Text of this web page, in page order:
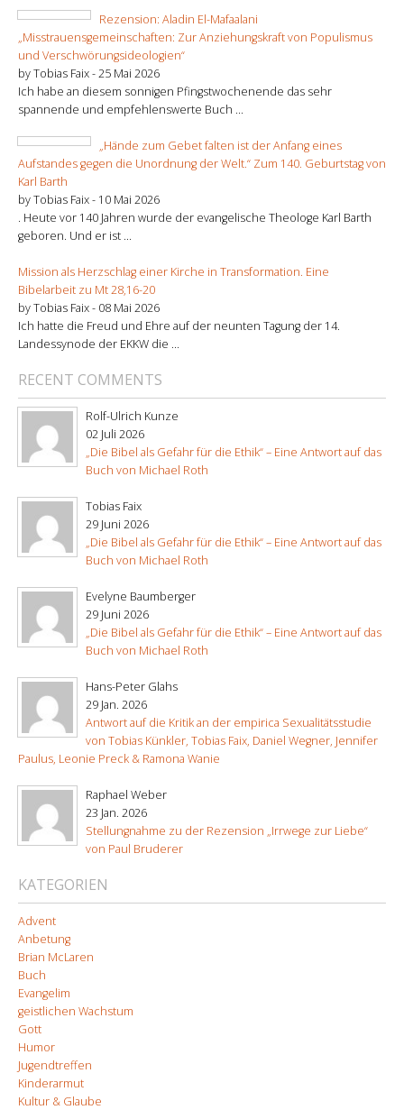
Rezension: Aladin El-Mafaalani
„Misstrauensgemeinschaften: Zur Anziehungskraft von Populismus
und Verschwörungsideologien“
by Tobias Faix -25 Mai 2026
Ich habe an diesem sonnigen Pfingstwochenende das sehr
spannende und empfehlenswerte Buch ...
„Hände zum Gebet falten ist der Anfang eines
Aufstandes gegen die Unordnung der Welt.“ Zum 140. Geburtstag von
Karl Barth
by Tobias Faix - 10 Mai 2026
. Heute vor 140 Jahren wurde der evangelische Theologe Karl Barth
geboren. Und er ist ...
Mission als Herzschlag einer Kirche in Transformation. Eine
Bibelarbeit zu Mt 28,16-20
by Tobias Faix - 08 Mai 2026
Ich hatte die Freud und Ehre auf der neunten Tagung der 14.
Landessynode der EKKW die ...
RECENT COMMENTS
Rolf-Ulrich Kunze
02 Juli 2026
„Die Bibel als Gefahr für die Ethik“ – Eine Antwort auf das
Buch von Michael Roth
Tobias Faix
29 Juni 2026
„Die Bibel als Gefahr für die Ethik“ – Eine Antwort auf das
Buch von Michael Roth
Evelyne Baumberger
29 Juni 2026
„Die Bibel als Gefahr für die Ethik“ – Eine Antwort auf das
Buch von Michael Roth
Hans-Peter Glahs
29 Jan. 2026
Antwort auf die Kritik an der empirica Sexualitätsstudie
von Tobias Künkler, Tobias Faix, Daniel Wegner, Jennifer
Paulus, Leonie Preck & Ramona Wanie
Raphael Weber
23 Jan. 2026
Stellungnahme zu der Rezension „Irrwege zur Liebe“
von Paul Bruderer
KATEGORIEN
Advent
Anbetung
Brian McLaren
Buch
Evangelim
geistlichen Wachstum
Gott
Humor
Jugendtreffen
Kinderarmut
Kultur & Glaube